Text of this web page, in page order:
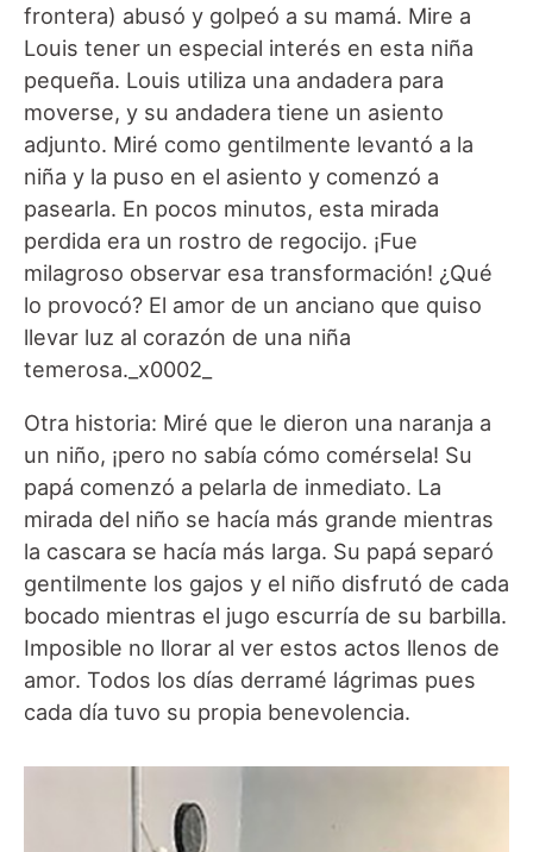
frontera) abusó y golpeó a su mamá. Mire a
Louis tener un especial interés en esta niña
pequeña. Louis utiliza una andadera para
moverse, y su andadera tiene un asiento
adjunto. Miré como gentilmente levantó a la
niña y la puso en el asiento y comenzó a
pasearla. En pocos minutos, esta mirada
perdida era un rostro de regocijo. ¡Fue
milagroso observar esa transformación! ¿Qué
lo provocó? El amor de un anciano que quiso
llevar luz al corazón de una niña
temerosa._x0002_
Otra historia: Miré que le dieron una naranja a
un niño, ¡pero no sabía cómo comérsela! Su
papá comenzó a pelarla de inmediato. La
mirada del niño se hacía más grande mientras
la cascara se hacía más larga. Su papá separó
gentilmente los gajos y el niño disfrutó de cada
bocado mientras el jugo escurría de su barbilla.
Imposible no llorar al ver estos actos llenos de
amor. Todos los días derramé lágrimas pues
cada día tuvo su propia benevolencia.